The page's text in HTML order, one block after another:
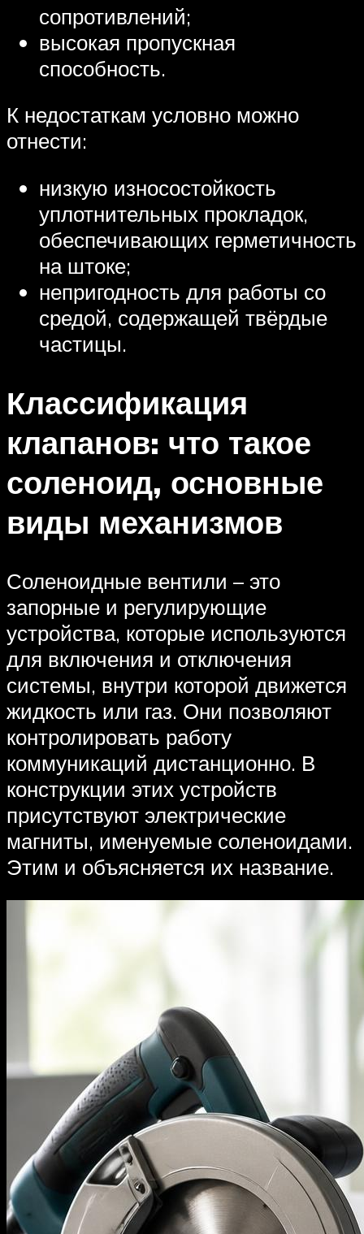
сопротивлений;
высокая пропускная
способность.
К недостаткам условно можно
отнести:
низкую износостойкость
уплотнительных прокладок,
обеспечивающих герметичность
на штоке;
непригодность для работы со
средой, содержащей твёрдые
частицы.
Классификация
клапанов: что такое
соленоид, основные
виды механизмов
Соленоидные вентили – это
запорные и регулирующие
устройства, которые используются
для включения и отключения
системы, внутри которой движется
жидкость или газ. Они позволяют
контролировать работу
коммуникаций дистанционно. В
конструкции этих устройств
присутствуют электрические
магниты, именуемые соленоидами.
Этим и объясняется их название.